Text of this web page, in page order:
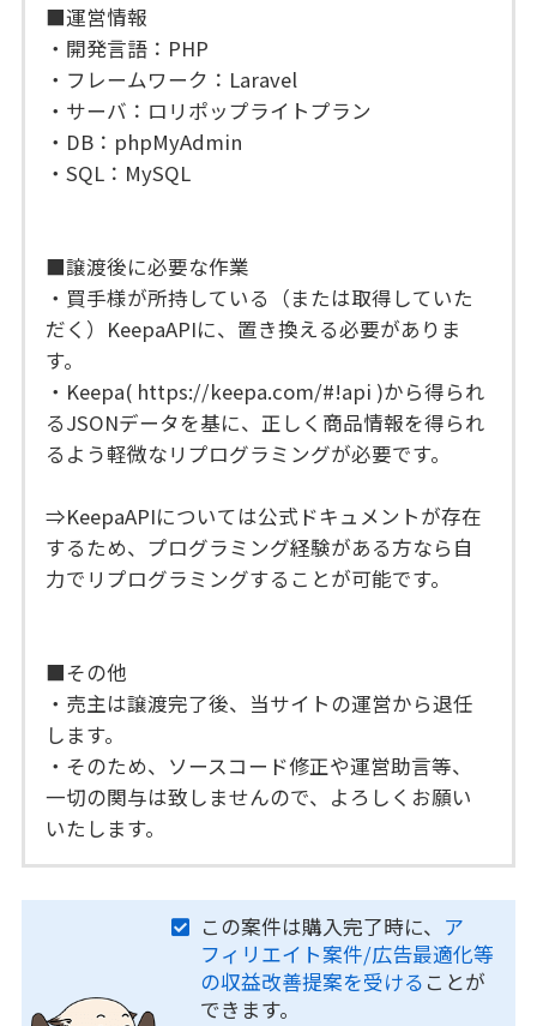
■運営情報
・開発言語：PHP
・フレームワーク：Laravel
・サーバ：ロリポップライトプラン
・DB：phpMyAdmin
・SQL：MySQL
■譲渡後に必要な作業
・買手様が所持している（または取得していた
だく）KeepaAPIに、置き換える必要がありま
す。
・Keepa( https://keepa.com/#!api )から得られ
るJSONデータを基に、正しく商品情報を得られ
るよう軽微なリプログラミングが必要です。
⇒KeepaAPIについては公式ドキュメントが存在
するため、プログラミング経験がある方なら自
力でリプログラミングすることが可能です。
■その他
・売主は譲渡完了後、当サイトの運営から退任
します。
・そのため、ソースコード修正や運営助言等、
一切の関与は致しませんので、よろしくお願い
いたします。
この案件は購入完了時に、 ア
フィリエイト案件/広告最適化等
の収益改善提案を受ける ことが
できます。